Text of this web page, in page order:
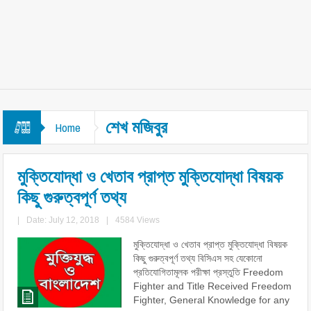
Home শেখ মজিবুর
মুক্তিযোদ্ধা ও খেতাব প্রাপ্ত মুক্তিযোদ্ধা বিষয়ক
কিছু গুরুত্বপূর্ণ তথ্য
Date: July 12, 2018 4584 Views
মুক্তিযোদ্ধা ও খেতাব প্রাপ্ত মুক্তিযোদ্ধা বিষয়ক
কিছু গুরুত্বপূর্ণ তথ্য বিসিএস সহ যেকোনো
প্রতিযোগিতামূলক পরীক্ষা প্রস্তুতি Freedom
Fighter and Title Received Freedom
Fighter, General Knowledge for any